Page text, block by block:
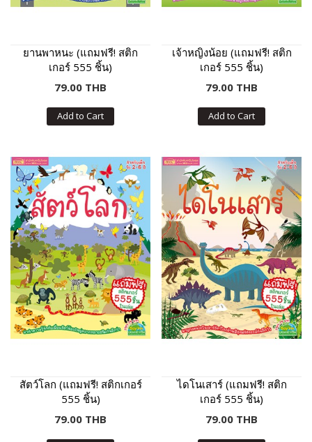
ยานพาหนะ (แถมฟรี! สติก
เกอร์ 555 ชิ้น)
79.00 THB
Add to Cart
เจ้าหญิงน้อย (แถมฟรี! สติก
เกอร์ 555 ชิ้น)
79.00 THB
Add to Cart
สัตว์โลก (แถมฟรี! สติกเกอร์
555 ชิ้น)
79.00 THB
ไดโนเสาร์ (แถมฟรี! สติก
เกอร์ 555 ชิ้น)
79.00 THB